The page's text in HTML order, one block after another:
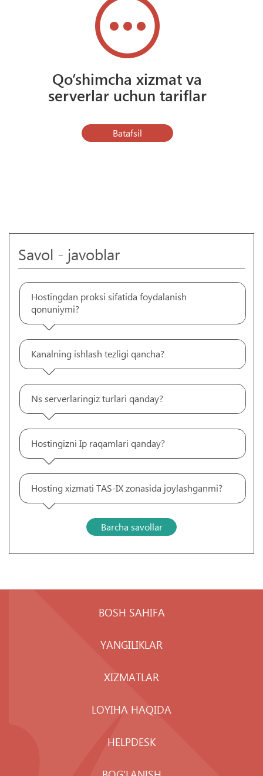
Qo’shimcha xizmat va
serverlar uchun tariflar
Batafsil
Savol - javoblar
Hostingdan proksi sifatida foydalanish
qonuniymi?
Kanalning ishlash tezligi qancha?
Ns serverlaringiz turlari qanday?
Hostingizni Ip raqamlari qanday?
Hosting xizmati TAS-IX zonasida joylashganmi?
Barcha savollar
BOSH SAHIFA
YANGILIKLAR
XIZMATLAR
LOYIHA HAQIDA
HELPDESK